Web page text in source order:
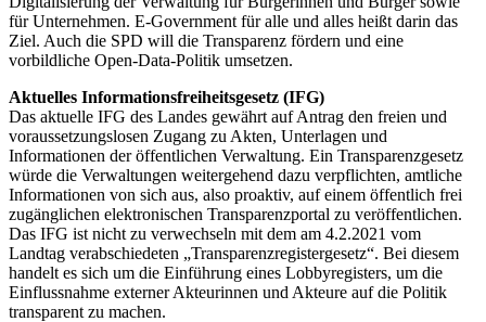
für Unternehmen. E-Government für alle und alles heißt darin das
Ziel. Auch die SPD will die Transparenz fördern und eine
vorbildliche Open-Data-Politik umsetzen.
Aktuelles Informationsfreiheitsgesetz (IFG)
Das aktuelle IFG des Landes gewährt auf Antrag den freien und
voraussetzungslosen Zugang zu Akten, Unterlagen und
Informationen der öffentlichen Verwaltung. Ein Transparenzgesetz
würde die Verwaltungen weitergehend dazu verpflichten, amtliche
Informationen von sich aus, also proaktiv, auf einem öffentlich frei
zugänglichen elektronischen Transparenzportal zu veröffentlichen.
Das IFG ist nicht zu verwechseln mit dem am 4.2.2021 vom
Landtag verabschiedeten „Transparenzregistergesetz“. Bei diesem
handelt es sich um die Einführung eines Lobbyregisters, um die
Einflussnahme externer Akteurinnen und Akteure auf die Politik
transparent zu machen.